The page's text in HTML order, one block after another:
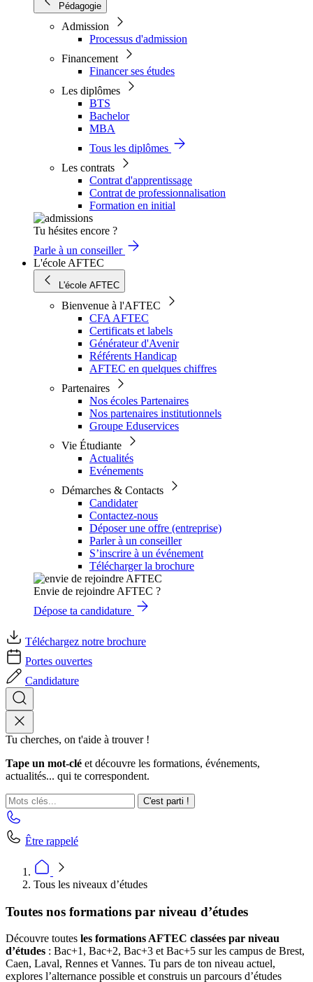
Pédagogie
Admission
Processus d'admission
Financement
Financer ses études
Les diplômes
BTS
Bachelor
MBA
Tous les diplômes
Les contrats
Contrat d'apprentissage
Contrat de professionnalisation
Formation en initial
Tu hésites encore ?
Parle à un conseiller
L'école AFTEC
L'école AFTEC
Bienvenue à l'AFTEC
CFA AFTEC
Certificats et labels
Générateur d'Avenir
Référents Handicap
AFTEC en quelques chiffres
Partenaires
Nos écoles Partenaires
Nos partenaires institutionnels
Groupe Eduservices
Vie Étudiante
Actualités
Evénements
Démarches & Contacts
Candidater
Contactez-nous
Déposer une offre (entreprise)
Parler à un conseiller
S’inscrire à un événement
Télécharger la brochure
Envie de rejoindre AFTEC ?
Dépose ta candidature
Téléchargez notre brochure
Portes ouvertes
Candidature
Tu cherches, on t'aide à trouver !
Tape un mot-clé et découvre les formations, événements,
actualités... qui te correspondent.
C'est parti !
Être rappelé
Tous les niveaux d’études
Toutes nos formations par niveau d’études
Découvre toutes les formations AFTEC classées par niveau
d’études : Bac+1, Bac+2, Bac+3 et Bac+5 sur les campus de Brest,
Caen, Laval, Rennes et Vannes. Tu pars de ton niveau actuel,
explores l’alternance possible et construis un parcours d’études